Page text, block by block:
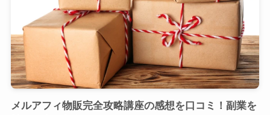
メルアフィ物販完全攻略講座の感想を口コミ！副業を